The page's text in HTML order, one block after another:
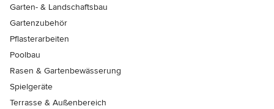
Garten- & Landschaftsbau
Gartenzubehör
Pflasterarbeiten
Poolbau
Rasen & Gartenbewässerung
Spielgeräte
Terrasse & Außenbereich